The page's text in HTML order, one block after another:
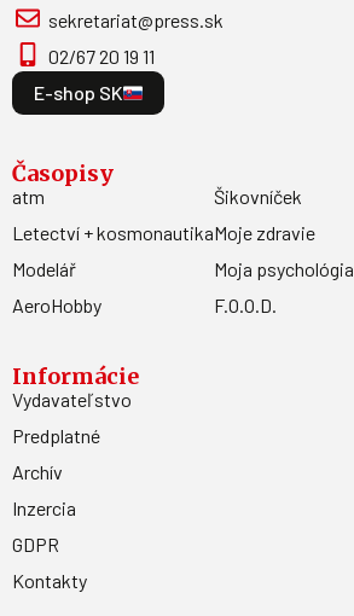
sekretariat@press.sk
02/67 20 19 11
E-shop SK
Časopisy
atm
Letectví + kosmonautika
Modelář
AeroHobby
Šikovníček
Moje zdravie
Moja psychológia
F.O.O.D.
Informácie
Vydavateľstvo
Predplatné
Archív
Inzercia
GDPR
Kontakty